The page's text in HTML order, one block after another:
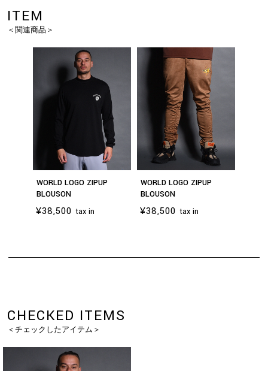
お買い物を続ける カートへ進む
ITEM
＜関連商品＞
WORLD LOGO ZIPUP
BLOUSON
¥38,500 tax in
WORLD LOGO ZIPUP
BLOUSON
¥38,500 tax in
CHECKED ITEMS
＜チェックしたアイテム＞